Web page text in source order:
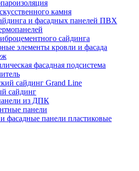
камня
и фасадных панелей ПВХ
сайдинга
элементы кровли и фасада
фасадная подсистема
сайдинг Grand Line
сайдинг
из ДПК
панели
фасадные панели пластиковые